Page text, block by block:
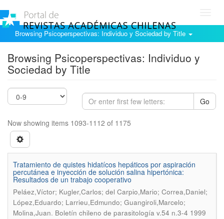
Browsing Psicoperspectivas: Individuo y Sociedad by Title
Browsing Psicoperspectivas: Individuo y
Sociedad by Title
Go
Now showing items 1093-1112 of 1175
Tratamiento de quistes hidatícos hepáticos por aspiración
percutánea e inyección de solución salina hipertónica:
Resultados de un trabajo cooperativo
Peláez,Víctor; Kugler,Carlos; del Carpio,Mario; Correa,Daniel;
López,Eduardo; Larrieu,Edmundo; Guangiroli,Marcelo;
Molina,Juan. Boletín chileno de parasitología v.54 n.3-4 1999